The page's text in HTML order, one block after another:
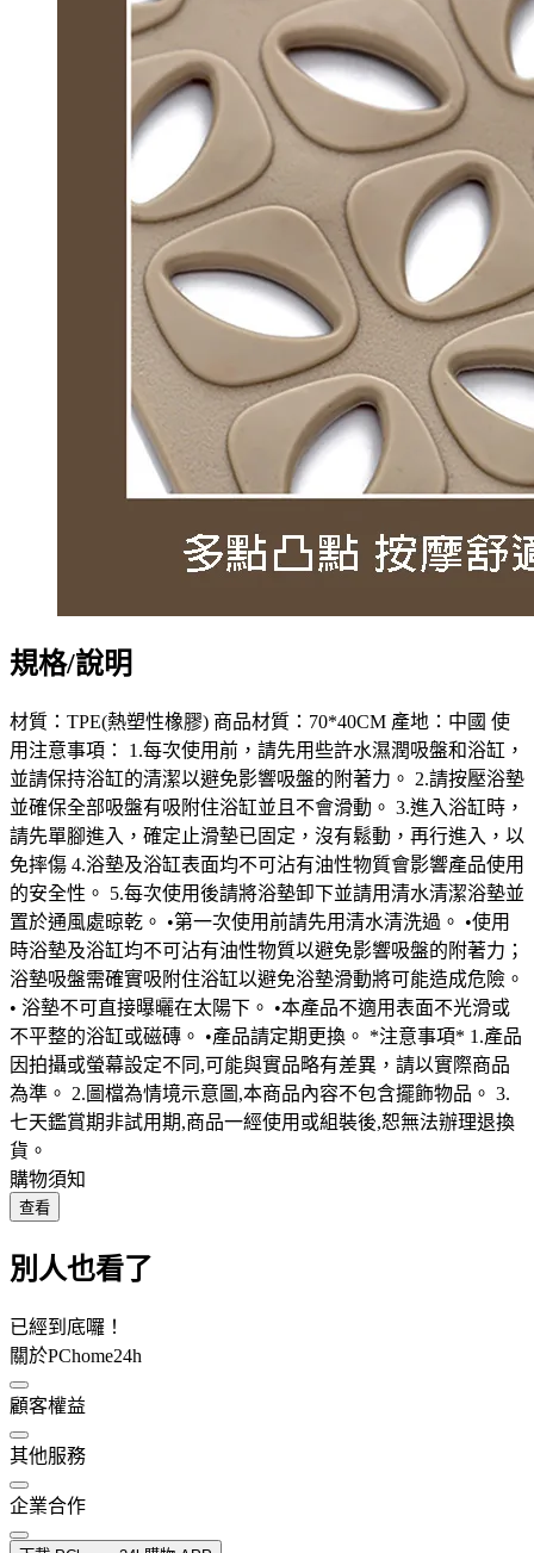
規格/說明
材質：TPE(熱塑性橡膠) 商品材質：70*40CM 產地：中國 使
用注意事項： 1.每次使用前，請先用些許水濕潤吸盤和浴缸，
並請保持浴缸的清潔以避免影響吸盤的附著力。 2.請按壓浴墊
並確保全部吸盤有吸附住浴缸並且不會滑動。 3.進入浴缸時，
請先單腳進入，確定止滑墊已固定，沒有鬆動，再行進入，以
免摔傷 4.浴墊及浴缸表面均不可沾有油性物質會影響產品使用
的安全性。 5.每次使用後請將浴墊卸下並請用清水清潔浴墊並
置於通風處晾乾。 •第一次使用前請先用清水清洗過。 •使用
時浴墊及浴缸均不可沾有油性物質以避免影響吸盤的附著力；
浴墊吸盤需確實吸附住浴缸以避免浴墊滑動將可能造成危險。
• 浴墊不可直接曝曬在太陽下。 •本產品不適用表面不光滑或
不平整的浴缸或磁磚。 •產品請定期更換。 *注意事項* 1.產品
因拍攝或螢幕設定不同,可能與實品略有差異，請以實際商品
為準。 2.圖檔為情境示意圖,本商品內容不包含擺飾物品。 3.
七天鑑賞期非試用期,商品一經使用或組裝後,恕無法辦理退換
貨。
購物須知
查看
別人也看了
已經到底囉！
關於PChome24h
顧客權益
其他服務
企業合作